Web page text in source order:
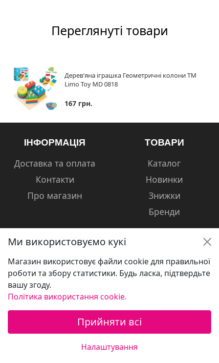
Переглянуті товари
Дерев'яна іграшка Геометричні колони ТМ
Limo Toy MD 0818
167 грн.
ІНФОРМАЦІЯ
Доставка та оплата
Контакти
Про магазин
ТОВАРИ
Каталог
Новинки
Знижки
Бренди
КОНТАКТИ
Україна, м. Харків, вул. Сумська, 124
© Магазин дитячих товарів "VOLSHEBNIKI"
Ми використовуємо кукі
Магазин використовує файли cookie для правильної
роботи та збору статистики. Будь ласка, підтвердьте
вашу згоду.
Політика використання cookie.
Прийняти всі
Налаштування